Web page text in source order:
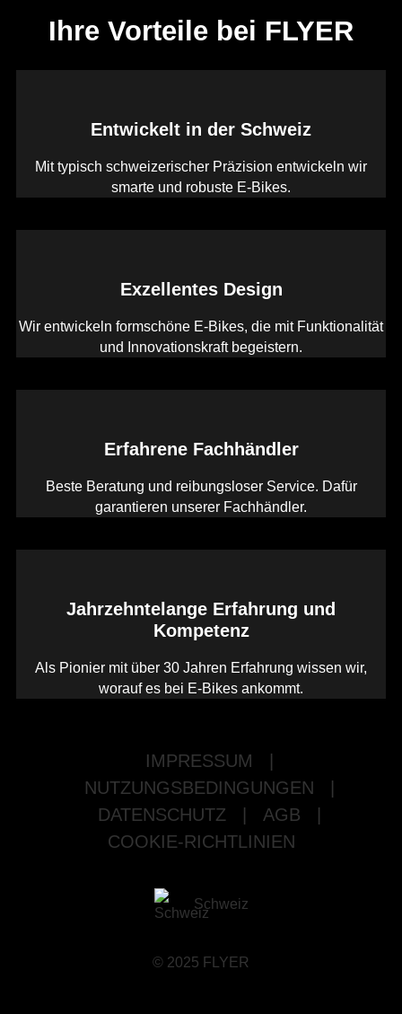
Ihre Vorteile bei FLYER
Entwickelt in der Schweiz
Mit typisch schweizerischer Präzision entwickeln wir
smarte und robuste E-Bikes.
Exzellentes Design
Wir entwickeln formschöne E-Bikes, die mit Funktionalität
und Innovationskraft begeistern.
Erfahrene Fachhändler
Beste Beratung und reibungsloser Service. Dafür
garantieren unserer Fachhändler.
Jahrzehntelange Erfahrung und
Kompetenz
Als Pionier mit über 30 Jahren Erfahrung wissen wir,
worauf es bei E-Bikes ankommt.
IMPRESSUM
NUTZUNGSBEDINGUNGEN
DATENSCHUTZ
AGB
COOKIE-RICHTLINIEN
Schweiz
© 2025 FLYER